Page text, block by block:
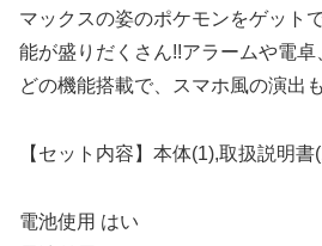
マックスの姿のポケモンをゲット
能が盛りだくさん!!アラームや電
どの機能搭載で、スマホ風の演出
【セット内容】本体(1),取扱説明書
電池使用 はい